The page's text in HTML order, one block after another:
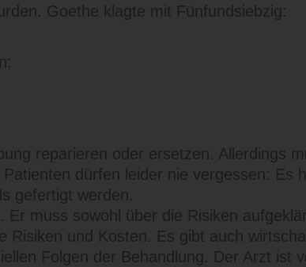
Goethe klagte mit Fünfundsiebzig:
reparieren oder ersetzen. Allerdings
dürfen leider nie vergessen: Es
gefertigt werden.
muss sowohl über die Risiken
Risiken und Kosten. Es gibt auch
Folgen der Behandlung. Der Arzt ist